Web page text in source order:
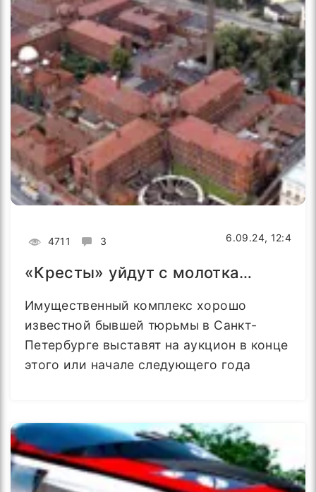
4711 3 6.09.24, 12:4
«Кресты» уйдут с молотка…
Имущественный комплекс хорошо
известной бывшей тюрьмы в Санкт-
Петербурге выставят на аукцион в конце
этого или начале следующего года